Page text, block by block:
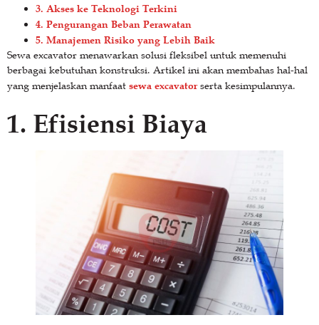
3. Akses ke Teknologi Terkini
4. Pengurangan Beban Perawatan
5. Manajemen Risiko yang Lebih Baik
Sewa excavator menawarkan solusi fleksibel untuk memenuhi
berbagai kebutuhan konstruksi. Artikel ini akan membahas hal-hal
yang menjelaskan manfaat sewa excavatorserta kesimpulannya.
1. Efisiensi Biaya